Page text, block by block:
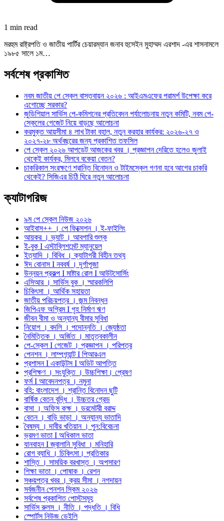
1 min read
মরহুম রাষ্ট্রপতি ও জাতীয় পার্টির চেয়ারম্যান জনাব হুসেইন মুহাম্মদ এরশাদ -এর শাসনামলে
১৯৮৫ সালে ১ম…
সর্বশেষ প্রকাশিত
নবম জাতীয় পে স্কেল বাস্তবায়ন ২০২৬ : আইএমএফের পরামর্শ উপেক্ষা করে
এগোচ্ছে সরকার?
জুডিশিয়াল সার্ভিস পে-কমিশনের প্রতিবেদন পর্যালোচনায় নতুন কমিটি, নবম পে-
স্কেলের গেজেট নিয়ে বাড়ছে আলোচনা
করমুক্ত আয়সীমা ৪ লাখ টাকা বহাল, নতুন করহার কার্যকর: ২০২৬-২৭ ও
২০২৭-২৮ অর্থবছরের জন্য প্রকাশিত তফসিল
পে স্কেল ২০২৬ আপডেট আজকের খবর । প্রজ্ঞাপন দেরিতে হলেও জুলাই
থেকেই কার্যকর, মিলবে বকেয়া বেতন?
চাকরিকাল সংরক্ষণে শ্রান্তি বিনোদন ও টাইমস্কেল গণনা হবে আগের চাকরি
থেকেই? সিজিএর চিঠি ঘিরে নতুন আলোচনা
ক্যাটাগরিজ
৯ম পে স্কেল নিউজ ২০২৬
আইবাস++ । পে ফিক্সেশন । ই-ফাইলিং
আয়কর । ভ্যাট । আবগারি শুল্ক
ই-বুক I এস্টাব্লিশমেন্ট ম্যানুয়েল
ইত্যাদি । বিবিধ । ক্যাটাগরী বিহীন তথ্য
ঈদ বোনাস I নববর্ষ । দূর্গাপূজা
উন্নয়ন প্রকল্প I মাষ্টার রোল I আউটসোর্সিং
এসিআর । সার্ভিস বুক । স্মারকলিপি
চিকিৎসা । আর্থিক সহায়তা
জাতীয় পরিচয়পত্র । জন্ম নিবন্ধন
জিপিএফ অগ্রিম I গৃহ নির্মাণ ঋণ
জীবন বীমা ও অন্যান্য বীমার সুবিধা
নিয়োগ । বদলি । পদোন্নতি । জ্যেষ্ঠতা
নৈমিত্তিক । অর্জিত । মাতৃত্বকালীন
পে-স্কেল I গেজেট । প্রজ্ঞাপন । পরিপত্র
পেনশন । লাম্পগ্র্যান্ট I পিআরএল
প্রশাসন I একাউন্টস I অডিট আপত্তি
প্রশিক্ষণ । সংযুক্তি । উচ্চশিক্ষা। প্রেষণ
ফর্ম I আবেদনপত্র । নমুনা
বহি: বাংলাদেশ । শ্রান্তি বিনোদন ছুটি
বার্ষিক বেতন বৃদ্ধি । উচ্চতর গ্রেড
বাসা । অফিস কক্ষ । ডরমেটরী বরাদ্দ
বেতন । বাড়ি ভাড়া । অন্যান্য ভাতাদি
বৈষম্য । দাবীর খতিয়ান । পুন:বিবেচনা
ভ্রমণ ভাতা I অধিকাল ভাতা
যানবাহন I জ্বালানি সুবিধা । মনিহারি
রোগ ব্যাধি । চিকিৎসা। প্রতিকার
শাস্তি । সাময়িক বরখাস্ত । অপসারণ
শিক্ষা ভাতা । পোষাক । রেশন
সঞ্চয়পত্র খবর । ক্রয় সীমা । নগদায়ন
সর্বজনীন পেনশন স্কিম ২০২৬
সর্বশেষ প্রকাশিত পোস্টসমূহ
সার্ভিস রুলস । নীতি । পদ্ধতি । বিধি
স্পোর্টস নিউজ ডেইলি